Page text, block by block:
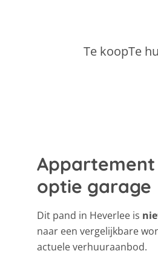
Te koopTe
optie garage
Dit pand in Heverlee is
naar een vergelijkbare
actuele verhuuraanbod.